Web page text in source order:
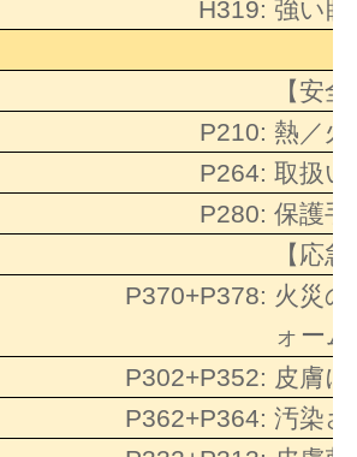
H319: 強い眼
【安
P210: 熱／
P264: 取扱
P280: 保護手
【応
P370+P378: 火災
ォー
P302+P352: 皮膚
P362+P364: 汚染